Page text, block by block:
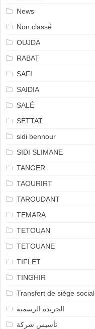
News
Non classé
OUJDA
RABAT
SAFI
SAIDIA
SALÉ
SETTAT.
sidi bennour
SIDI SLIMANE
TANGER
TAOURIRT
TAROUDANT
TEMARA
TETOUAN
TETOUANE
TIFLET
TINGHIR
Transfert de siège social
الجريدة الرسمية
تأسيس شركة